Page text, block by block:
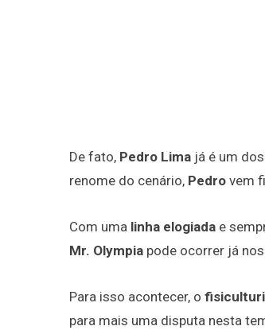
De fato, Pedro Lima já é um
renome do cenário, Pedro vem
Com uma linha elogiada e
Mr. Olympia pode ocorrer já
Para isso acontecer, o
para mais uma disputa nesta